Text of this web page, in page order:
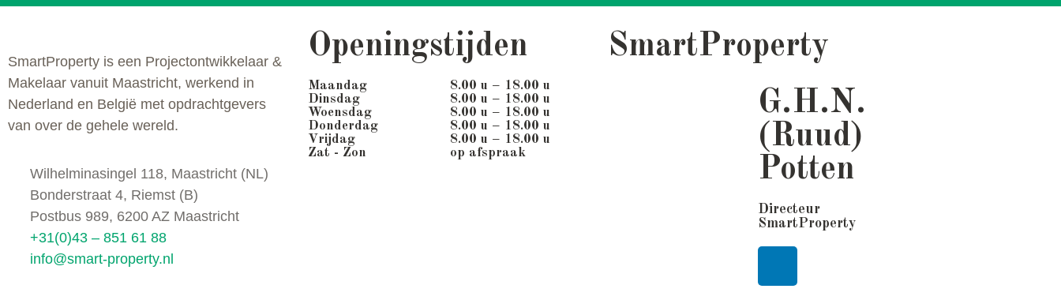
SmartProperty is een Projectontwikkelaar &
Makelaar vanuit Maastricht, werkend in
Nederland en België met opdrachtgevers
van over de gehele wereld.
Wilhelminasingel 118, Maastricht (NL)
Bonderstraat 4, Riemst (B)
Postbus 989, 6200 AZ Maastricht
+31(0)43 – 851 61 88
info@smart-property.nl
Openingstijden
Maandag
8.00 u – 18.00 u
Dinsdag
8.00 u – 18.00 u
Woensdag
8.00 u – 18.00 u
Donderdag
8.00 u – 18.00 u
Vrijdag
8.00 u – 18.00 u
Zat - Zon
op afspraak
SmartProperty
G.H.N.
(Ruud)
Potten
Directeur
SmartProperty